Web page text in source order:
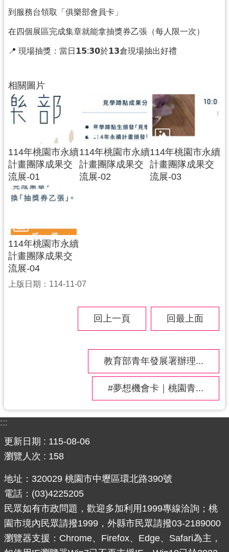
回
首
網
站
導
覽
政
信
箱
桃
政
府
隱
私
網
站
料
開
放
宣
告
到服務台領取「俱樂部會員卡」
在四個展區完成集章就能拿抽獎券乙張（每人限一次）
📍 現場抽獎：當日𝟭𝟱:𝟯𝟬於𝟭𝟯倉現場抽出好禮
相關圖片
114年桃園市永續
計畫團隊成果交
流展-01
114年桃園市永續
計畫團隊成果交
流展-02
114年桃園市永續
計畫團隊成果交
流展-03
114年桃園市永續
計畫團隊成果交
流展-04
上版日期：114-11-07
回上一頁 回最上面
教育部青年發展署辦理...
#夢想機會卡｜桃園青...
:::
更新日期
115-08-06
瀏覽人次
158
地址：320029 桃園市中壢區環北路390號
電話：(03)4225205
民眾如有市政問題，歡迎多加利用1999專線洽詢；桃
園市境內民眾請撥1999，外縣市民眾請撥03-2189000
瀏覽器支援：Chrome、Firefox、Edge、Safari為主，